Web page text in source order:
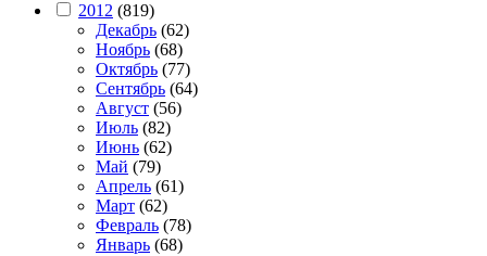
2012 (819)
Декабрь (62)
Ноябрь (68)
Октябрь (77)
Сентябрь (64)
Август (56)
Июль (82)
Июнь (62)
Май (79)
Апрель (61)
Март (62)
Февраль (78)
Январь (68)